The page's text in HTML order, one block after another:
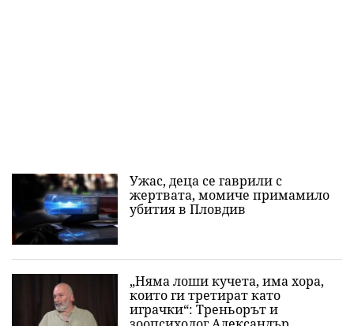
Ужас, деца се гаврили с
жертвата, момиче примамило
убития в Пловдив
„Няма лоши кучета, има хора,
които ги третират като
играчки“: Треньорът и